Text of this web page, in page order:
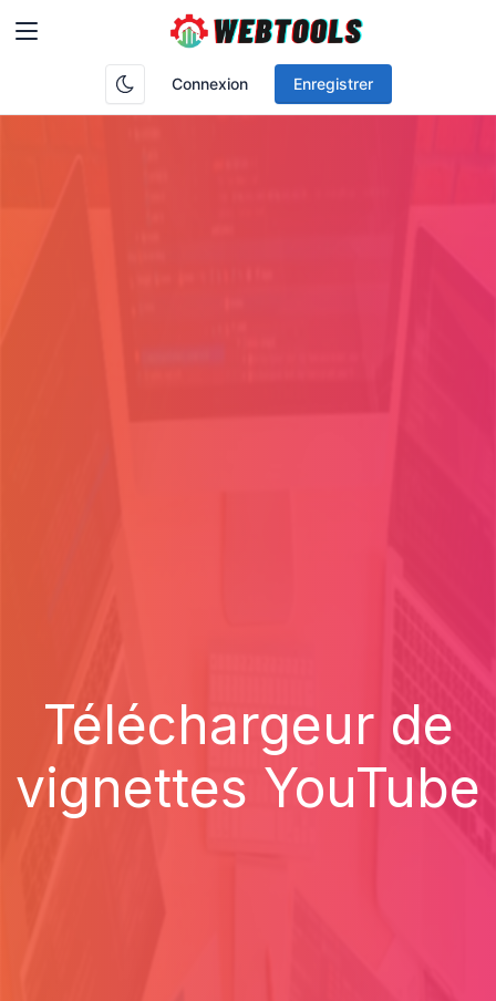
Connexion Enregistrer
Téléchargeur de
vignettes YouTube